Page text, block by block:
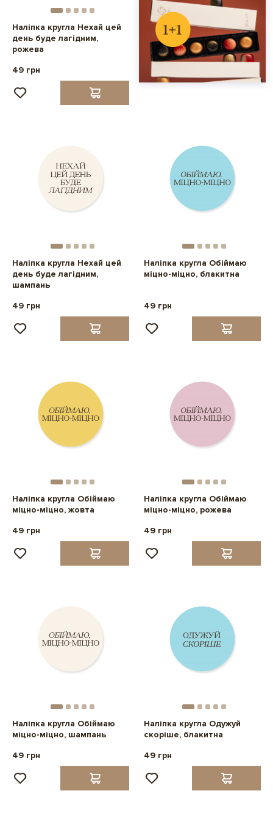
Наліпка кругла Нехай цей
день буде лагідним,
рожева
49 грн
Наліпка кругла Нехай цей
день буде лагідним,
шампань
49 грн
Наліпка кругла Обіймаю
міцно-міцно, блакитна
49 грн
Наліпка кругла Обіймаю
міцно-міцно, жовта
49 грн
Наліпка кругла Обіймаю
міцно-міцно, рожева
49 грн
Наліпка кругла Обіймаю
міцно-міцно, шампань
49 грн
Наліпка кругла Одужуй
скоріше, блакитна
49 грн